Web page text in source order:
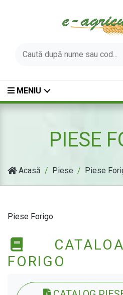
MENIU
PIESE
Acasă Piese Piese
Piese Forigo
FORIGO